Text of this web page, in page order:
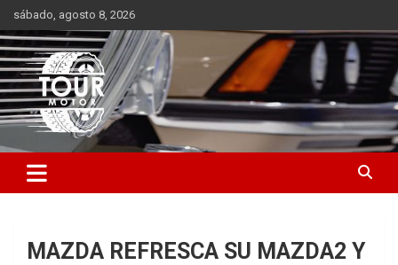
Saltar
al
contenido
sábado, agosto 8, 2026
Tour Motor
Plataforma de contenido audiovisual para el sector automotriz
MAZDA REFRESCA SU MAZDA2 Y